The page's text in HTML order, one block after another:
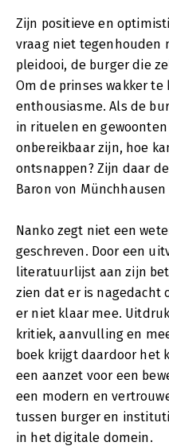
Zijn positieve en
vraag niet tegenhouden
pleidooi, de burger die
Om de prinses wakker
enthousiasme. Als de
in rituelen en
onbereikbaar zijn, hoe
ontsnappen? Zijn daar
Baron von
Nanko zegt niet een
geschreven. Door een
literatuurlijst aan zijn
zien dat er is nagedacht
er niet klaar mee.
kritiek, aanvulling en
boek krijgt daardoor het
een aanzet voor een
een modern en
tussen burger en
in het digitale domein.